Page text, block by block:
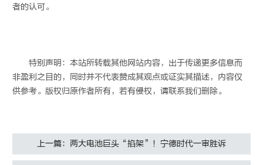
者的认可。
特别声明：本站所转载其他网站内容，出于传递更多信息而
非盈利之目的，同时并不代表赞成其观点或证实其描述，内容仅
供参考。版权归原作者所有，若有侵权，请联系我们删除。
上一篇：两大电池巨头“掐架”！宁德时代一审胜诉